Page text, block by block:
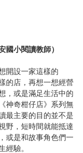
小閱讀教師）
開設一家這樣的
的店，再想一想經營
，或是滿足生活中的
神奇柑仔店》系列無
最主要的目的並不是
野，短時間就能抵達
或是和故事角色們一
經驗。